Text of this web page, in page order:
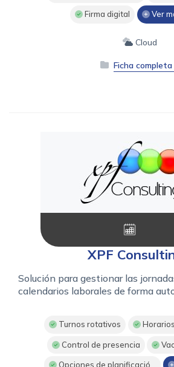
Firma digital Ver
Cloud
Ficha completa
XPF
Solución para gestionar las
calendarios laborales de forma
Turnos rotativos
Control de presencia
Opciones de planificació...